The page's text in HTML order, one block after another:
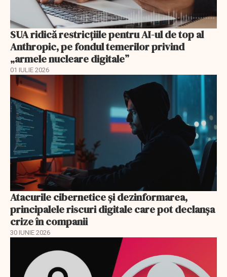
SUA ridică restricțiile pentru AI-ul de top al
Anthropic, pe fondul temerilor privind
„armele nucleare digitale”
01 IULIE 2026
Atacurile cibernetice şi dezinformarea,
principalele riscuri digitale care pot declanşa
crize în companii
30 IUNIE 2026